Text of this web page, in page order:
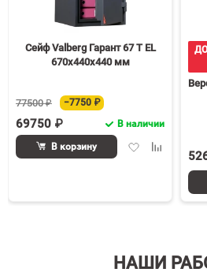
Сейф Valberg Гарант 67 T EL
670x440x440 мм
77500 ₽ −7750 ₽
69750 ₽ В наличии
ДобавитьДобавить
сравнению
В корзину
НАШИ